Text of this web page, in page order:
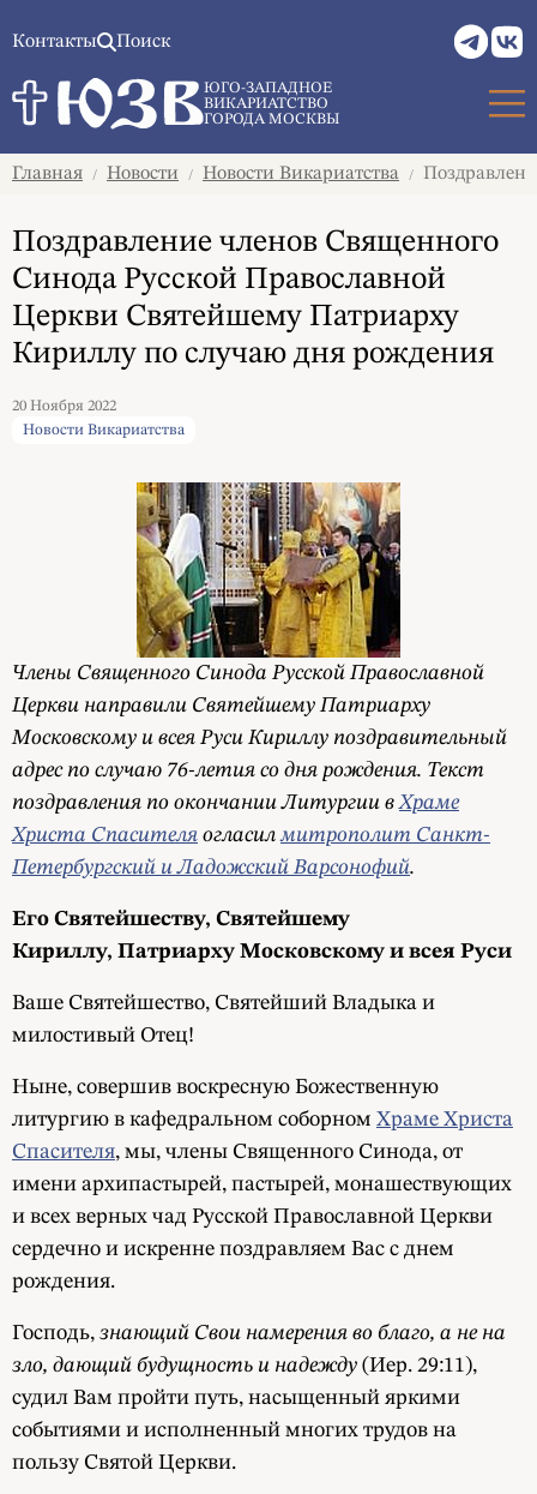
Контакты Поиск
ЮГО-ЗАПАДНОЕ
ВИКАРИАТСТВО
ГОРОДА МОСКВЫ
Главная / Новости / Новости Викариатства /
Поздравление членов Священного
Синода Русской Православной
Церкви Святейшему Патриарху
Кириллу по случаю дня рождения
20 Ноября 2022
Новости Викариатства
Члены Священного Синода Русской Православной
Церкви направили Святейшему Патриарху
Московскому и всея Руси Кириллу поздравительный
адрес по случаю 76-летия со дня рождения. Текст
поздравления по окончании Литургии вХраме
Христа Спасителя огласилмитрополит Санкт-
Петербургский и Ладожский Варсонофий.
Его Святейшеству, Святейшему
Кириллу, Патриарху Московскому и всея Руси
Ваше Святейшество, Святейший Владыка и
милостивый Отец!
Ныне, совершив воскресную Божественную
литургию в кафедральном соборном Храме Христа
Спасителя, мы, члены Священного Синода, от
имени архипастырей, пастырей, монашествующих
и всех верных чад Русской Православной Церкви
сердечно и искренне поздравляем Вас с днем
рождения.
Господь, знающий Свои намерения во благо, а не на
зло, дающий будущность и надежду (Иер. 29:11),
судил Вам пройти путь, насыщенный яркими
событиями и исполненный многих трудов на
пользу Святой Церкви.